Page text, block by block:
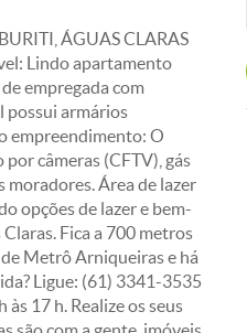
ÁGUAS CLARAS
Lindo apartamento
empregada com
possui armários
empreendimento: O
câmeras (CFTV), gás
moradores. Área de lazer
opções de lazer e bem-
Fica a 700 metros
Metrô Arniqueiras e há
Ligue: (61) 3341-3535
às 17 h. Realize os seus